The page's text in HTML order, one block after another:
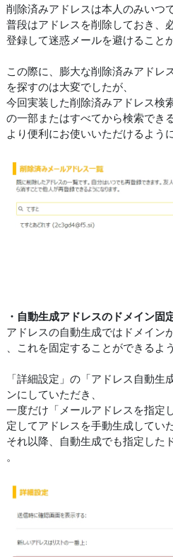
削除済みアドレスは本人のみいつ
普段はアドレスを削除しておき、
登録して迷惑メールを避けること
この際に、膨大な削除済みアドレ
を探すのは大変でしたが、
今回実装した削除済みアドレス検
の一部またはすべてから検索でき
より便利にお使いいただけるよう
・自動生成アドレスのドメイン固
アドレスの自動生成ではドメイン
、これを固定することができるよ
「詳細設定」の「アドレス自動生
ンにしていただき、
一度だけ「メールアドレスを指定
定してアドレスを手動生成してい
それ以降、自動生成でも指定した
。